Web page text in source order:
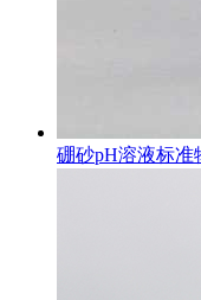
硼砂pH溶液标准